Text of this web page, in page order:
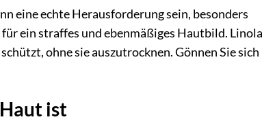
eine echte Herausforderung sein, besonders
ein straffes und ebenmäßiges Hautbild. Linola
ohne sie auszutrocknen. Gönnen Sie sich
ist